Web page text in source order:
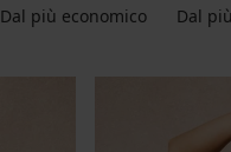
Dal più economico Dal